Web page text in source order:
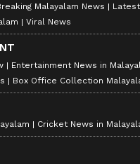
Malayalam News
Viral News
Entertainment News in
Box Office Collection
Cricket News in